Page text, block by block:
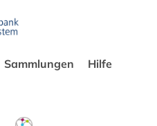
Sammlungen Hilfe